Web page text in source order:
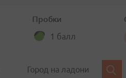
Пробки
1 балл
Город на ладони